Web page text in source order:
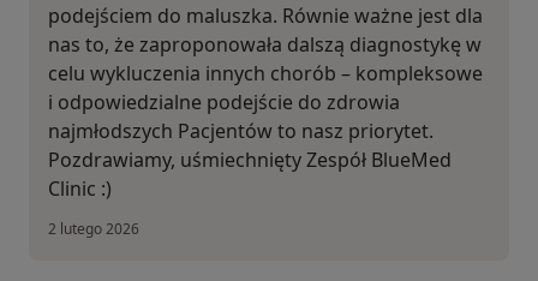
podejściem do maluszka. Równie ważne jest dla
nas to, że zaproponowała dalszą diagnostykę w
celu wykluczenia innych chorób – kompleksowe
i odpowiedzialne podejście do zdrowia
najmłodszych Pacjentów to nasz priorytet.
Pozdrawiamy, uśmiechnięty Zespół BlueMed
Clinic :)
2 lutego 2026